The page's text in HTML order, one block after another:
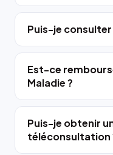
Puis-je
Est-ce
Maladie ?
Puis-je obtenir
téléconsultation